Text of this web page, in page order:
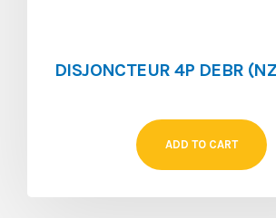
ADD TO CART